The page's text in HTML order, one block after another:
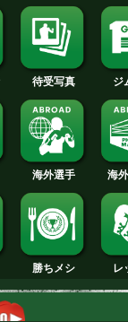
2013年
2012年
2011年
2010年